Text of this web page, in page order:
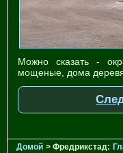
Можно сказать -
мощеные, дома
Домой > Фредрикстад: